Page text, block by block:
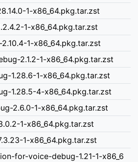
1-x86_64.pkg.tar.zst
1-x86_64.pkg.tar.zst
1-x86_64.pkg.tar.zst
2.1.2-1-x86_64.pkg.tar.zst
1.28.6-1-x86_64.pkg.tar.zst
1.28.5-4-x86_64.pkg.tar.zst
2.6.0-1-x86_64.pkg.tar.zst
1-x86_64.pkg.tar.zst
1-x86_64.pkg.tar.zst
for-voice-debug-1.21-1-x86_6